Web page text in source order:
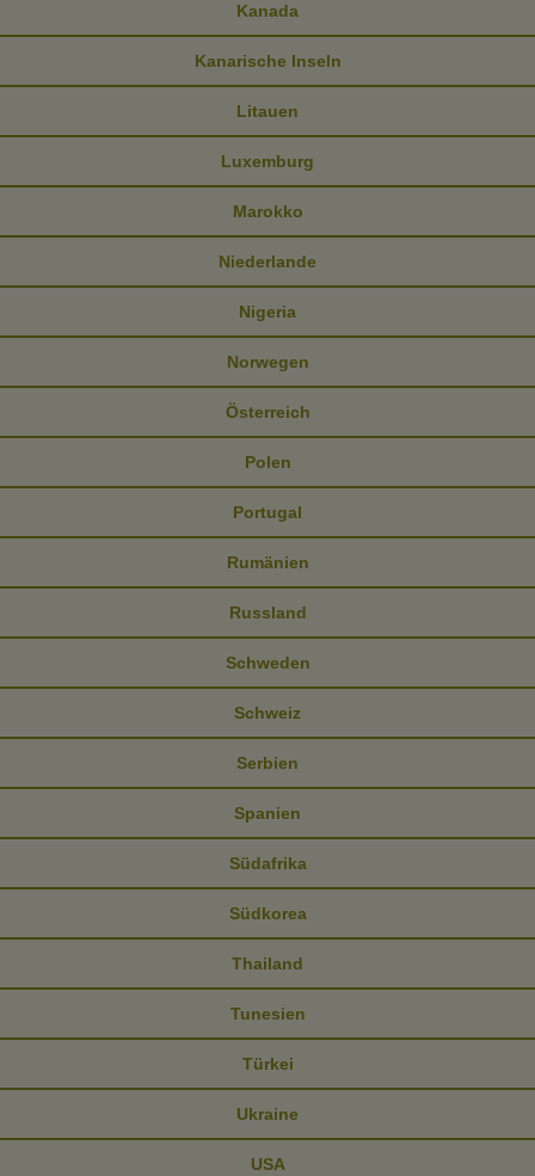
Kanada
Kanarische Inseln
Litauen
Luxemburg
Marokko
Niederlande
Nigeria
Norwegen
Österreich
Polen
Portugal
Rumänien
Russland
Schweden
Schweiz
Serbien
Spanien
Südafrika
Südkorea
Thailand
Tunesien
Türkei
Ukraine
USA